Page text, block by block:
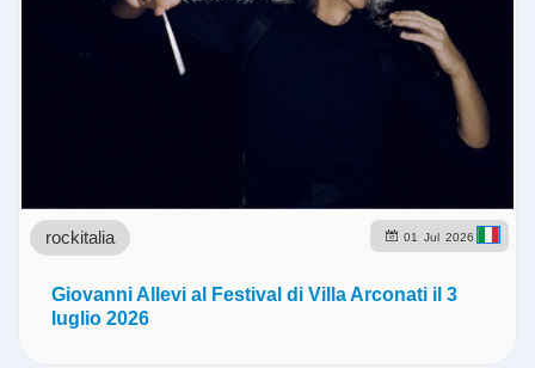
01 Jul 2026
rockitalia
Giovanni Allevi al Festival di Villa Arconati il 3
luglio 2026